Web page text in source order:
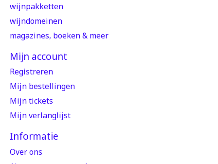
wijnpakketten
wijndomeinen
magazines, boeken & meer
Mijn account
Registreren
Mijn bestellingen
Mijn tickets
Mijn verlanglijst
Informatie
Over ons